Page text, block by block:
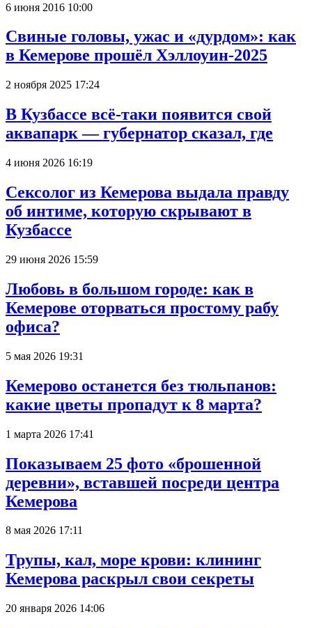
6 июня 2016 10:00
Свиные головы, ужас и «дурдом»: как
в Кемерове прошёл Хэллоуин-2025
2 ноября 2025 17:24
В Кузбассе всё-таки появится свой
аквапарк — губернатор сказал, где
4 июня 2026 16:19
Сексолог из Кемерова выдала правду
об интиме, которую скрывают в
Кузбассе
29 июня 2026 15:59
Любовь в большом городе: как в
Кемерове оторваться простому рабу
офиса?
5 мая 2026 19:31
Кемерово останется без тюльпанов:
какие цветы пропадут к 8 марта?
1 марта 2026 17:41
Показываем 25 фото «брошенной
деревни», вставшей посреди центра
Кемерова
8 мая 2026 17:11
Трупы, кал, море крови: клининг
Кемерова раскрыл свои секреты
20 января 2026 14:06